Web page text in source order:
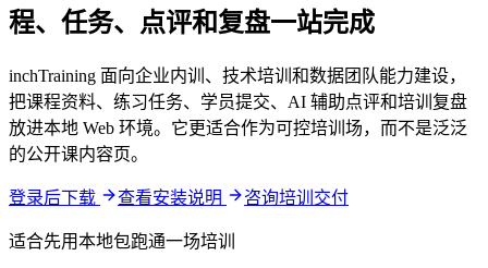
程、任务、点评和复盘一站完成
inchTraining 面向企业内训、技术培训和数据团队能力建设，
把课程资料、练习任务、学员提交、AI 辅助点评和培训复盘
放进本地 Web 环境。它更适合作为可控培训场，而不是泛泛
的公开课内容页。
登录后下载 查看安装说明 咨询培训交付
适合先用本地包跑通一场培训